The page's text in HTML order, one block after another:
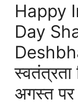
Happy
Day
स्वतंत्रता
अगस्त पर